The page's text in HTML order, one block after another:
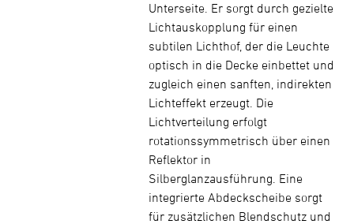
Unterseite. Er sorgt durch gezielte
Lichtauskopplung für einen
subtilen Lichthof, der die Leuchte
optisch in die Decke einbettet und
zugleich einen sanften, indirekten
Lichteffekt erzeugt. Die
Lichtverteilung erfolgt
rotationssymmetrisch über einen
Reflektor in
Silberglanzausführung. Eine
integrierte Abdeckscheibe sorgt
für zusätzlichen Blendschutz und